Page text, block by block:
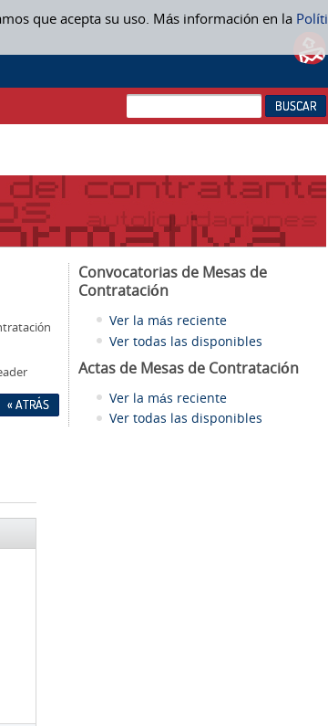
que acepta su uso. Más información en la
« ATRÁS
Convocatorias de Mesas de
Contratación
Ver la más reciente
Ver todas las disponibles
Actas de Mesas de Contratación
Ver la más reciente
Ver todas las disponibles